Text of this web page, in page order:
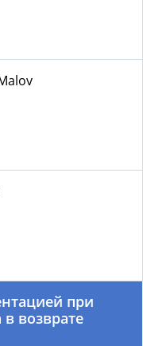
при
возврате